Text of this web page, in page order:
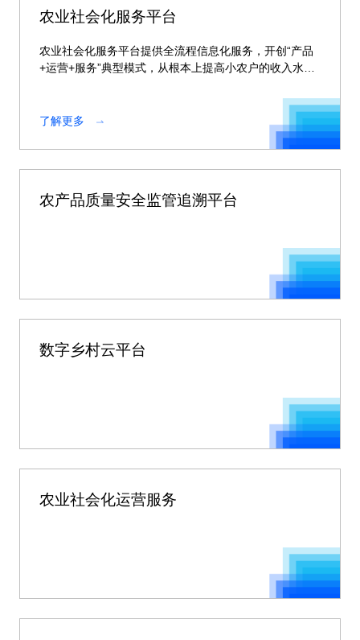
农业社会化服务平台
农业社会化服务平台提供全流程信息化服务，开创“产品
+运营+服务”典型模式，从根本上提高小农户的收入水
了解更多
农产品质量安全监管追溯平台
数字乡村云平台
农业社会化运营服务